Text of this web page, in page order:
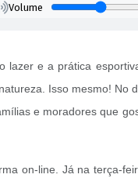
Volume
lazer e a prática
Isso mesmo! No
e moradores que
on-line. Já na terça-